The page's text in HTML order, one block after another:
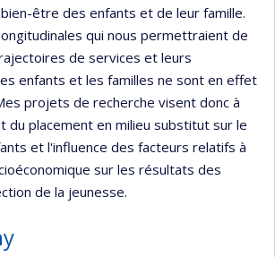
être des enfants et de leur famille.
qui nous permettraient de
de services et leurs
enfants et les familles ne sont en effet
projets de recherche visent donc à
du placement en milieu substitut sur le
et l'influence des facteurs relatifs à
sur les résultats des
de la jeunesse.